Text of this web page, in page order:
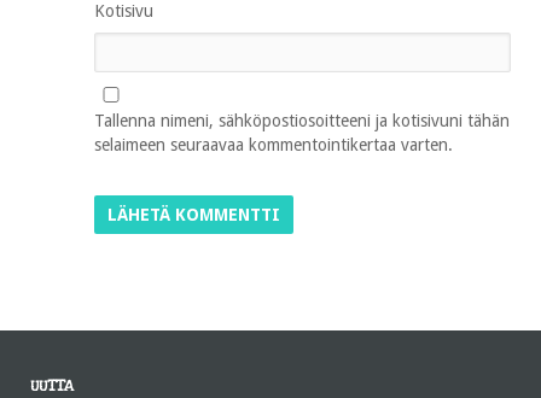
Kotisivu
Tallenna nimeni, sähköpostiosoitteeni ja kotisivuni tähän
selaimeen seuraavaa kommentointikertaa varten.
UUTTA